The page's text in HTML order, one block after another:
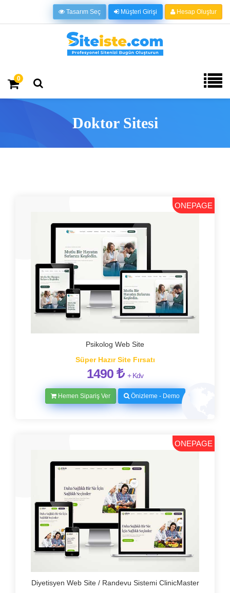
Tasarım Seç Müşteri Girişi Hesap Oluştur
0
Doktor Sitesi
ONEPAGE
Psikolog Web Site
Süper Hazır Site Fırsatı
1490 + Kdv
Hemen Sipariş Ver Önizleme - Demo
ONEPAGE
Diyetisyen Web Site / Randevu Sistemi ClinicMaster